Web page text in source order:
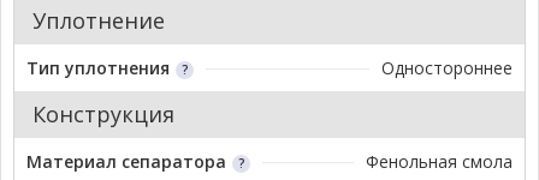
Уплотнение
Тип уплотнения Одностороннее
Конструкция
Материал сепаратора Фенольная смола